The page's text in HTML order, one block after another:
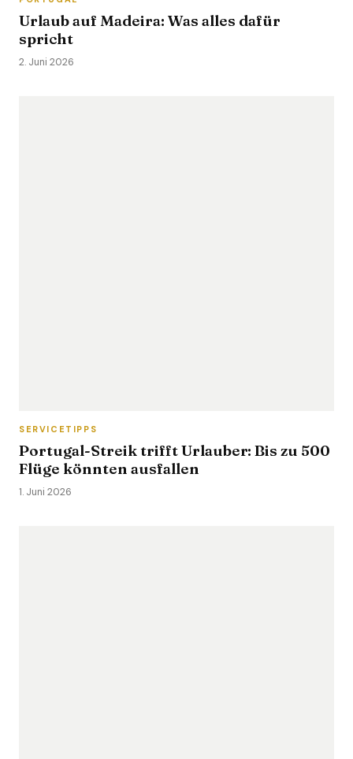
Urlaub auf Madeira: Was alles dafür
spricht
2. Juni 2026
SERVICETIPPS
Portugal-Streik trifft Urlauber: Bis zu 500
Flüge könnten ausfallen
1. Juni 2026